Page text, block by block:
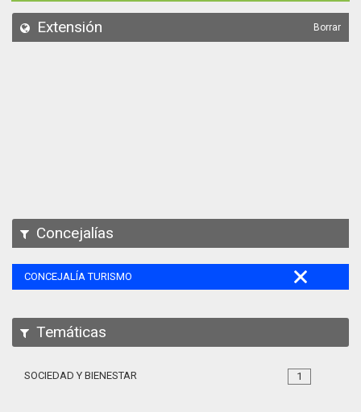
API
Extensión Borrar
Concejalías
CONCEJALÍA TURISMO
Temáticas
1
SOCIEDAD Y BIENESTAR